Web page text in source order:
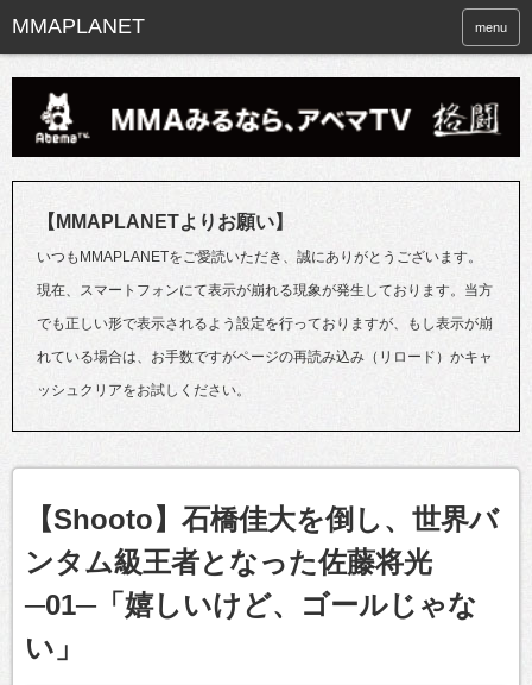
menu
【MMAPLANETよりお願い】
いつもMMAPLANETをご愛読いただき、誠にありがとうございます。
現在、スマートフォンにて表示が崩れる現象が発生しております。当方
でも正しい形で表示されるよう設定を行っておりますが、もし表示が崩
れている場合は、お手数ですがページの再読み込み（リロード）かキャ
ッシュクリアをお試しください。
【Shooto】石橋佳大を倒し、世界バ
ンタム級王者となった佐藤将光
─01─「嬉しいけど、ゴールじゃな
い」